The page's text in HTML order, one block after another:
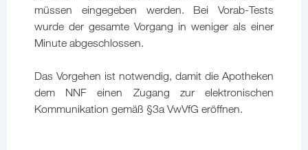
müssen eingegeben werden. Bei Vorab-Tests
wurde der gesamte Vorgang in weniger als einer
Minute abgeschlossen.
Das Vorgehen ist notwendig, damit die Apotheken
dem NNF einen Zugang zur elektronischen
Kommunikation gemäß §3a VwVfG eröffnen.